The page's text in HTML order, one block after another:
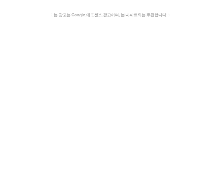
본 광고는 Google 애드센스 광고이며, 본 사이트와는 무관합니다.